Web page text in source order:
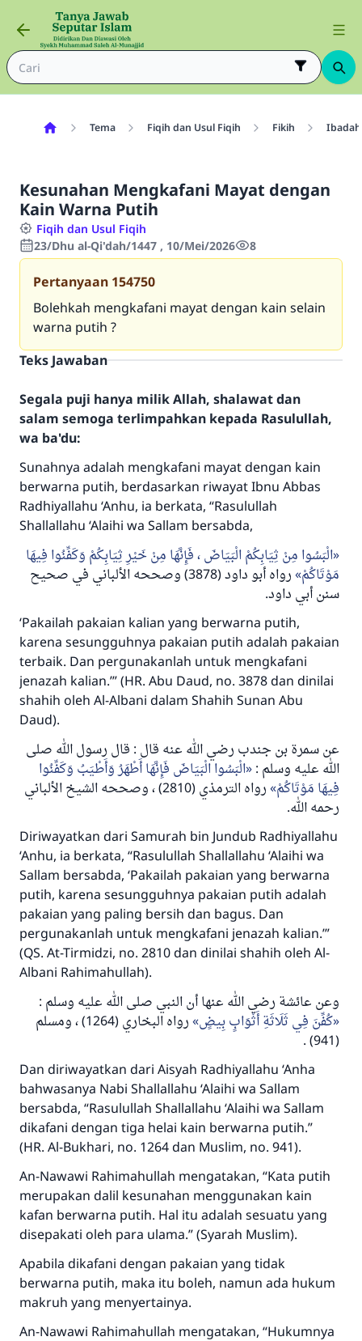
Tema Fiqih dan Usul Fiqih Fikih
Kesunahan Mengkafani Mayat dengan
Kain Warna Putih
Fiqih dan Usul Fiqih
23/Dhu al-Qi'dah/1447 , 10/Mei/2026
8
Pertanyaan 154750
Bolehkah mengkafani mayat dengan kain selain
warna putih ?
Teks Jawaban
Segala puji hanya milik Allah, shalawat dan
salam semoga terlimpahkan kepada Rasulullah,
wa ba'du:
Sunahnya adalah mengkafani mayat dengan kain
berwarna putih, berdasarkan riwayat Ibnu Abbas
Radhiyallahu ‘Anhu, ia berkata, “Rasulullah
Shallallahu ‘Alaihi wa Sallam bersabda,
الْبَسُوا مِنْ ثِيَابِكُمْ الْبَيَاضَ ، فَإِنَّهَا مِنْ خَيْرِ ثِيَابِكُمْ وَكَفِّنُوا فِيهَا
مَوْتَاكُمْ
رواه أبو داود (3878) وصححه الألباني في صحيح
سنن أبي داود.
‘Pakailah pakaian kalian yang berwarna putih,
karena sesungguhnya pakaian putih adalah pakaian
terbaik. Dan pergunakanlah untuk mengkafani
jenazah kalian.’”(HR. Abu Daud, no. 3878 dan dinilai
shahih oleh Al-Albani dalam Shahih Sunan Abu
Daud).
عن سمرة بن جندب رضي الله عنه قال : قال رسول الله صلى
الله عليه وسلم : الْبَسُوا الْبَيَاضَ فَإِنَّهَا أَطْهَرُ وَأَطْيَبُ وَكَفِّنُوا
فِيهَا مَوْتَاكُمْ
رواه الترمذي (2810) ، وصححه الشيخ الألباني
رحمه الله.
Diriwayatkan dari Samurah bin Jundub Radhiyallahu
‘Anhu, ia berkata, “Rasulullah Shallallahu ‘Alaihi wa
Sallam bersabda, ‘Pakailah pakaian yang berwarna
putih, karena sesungguhnya pakaian putih adalah
pakaian yang paling bersih dan bagus. Dan
pergunakanlah untuk mengkafani jenazah kalian.’”
(QS. At-Tirmidzi, no. 2810 dan dinilai shahih oleh Al-
Albani Rahimahullah).
وعن عائشة رضي الله عنها أن النبي صلى الله عليه وسلم :
كُفِّنَ فِي ثَلَاثَةِ أَثْوَابٍ بِيضٍ
رواه البخاري (1264) ، ومسلم
(941) .
Dan diriwayatkan dari Aisyah Radhiyallahu ‘Anha
bahwasanya Nabi Shallallahu ‘Alaihi wa Sallam
bersabda, “Rasulullah Shallallahu ‘Alaihi wa Sallam
dikafani dengan tiga helai kain berwarna putih.”
(HR. Al-Bukhari, no. 1264 dan Muslim, no. 941).
An-Nawawi Rahimahullah mengatakan, “Kata putih
merupakan dalil kesunahan menggunakan kain
kafan berwarna putih. Hal itu adalah sesuatu yang
disepakati oleh para ulama.” (Syarah Muslim).
Apabila dikafani dengan pakaian yang tidak
berwarna putih, maka itu boleh, namun ada hukum
makruh yang menyertainya.
An-Nawawi Rahimahullah mengatakan, “Hukumnya
Jawaban no. 110845
Bantu kami dalam memberikan jawaban untuk umat
Rasulullah ﷺ bersabda
"Siapa yang menunjukkan suatu kebaikan,
meka dia akan mendapatkan pahala yang
sama dengan orang yang melakukannya"
MUSLIM, 1893
Saham